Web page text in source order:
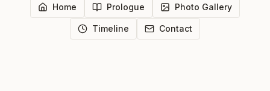
Home Prologue Photo Gallery
Timeline Contact